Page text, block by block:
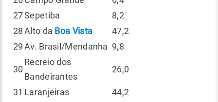
27Sepetiba
8,2
28Alto da Boa Vista
47,2
29Av. Brasil/Mendanha 9,8
30
Recreio dos
Bandeirantes
26,0
31 Laranjeiras
44,2